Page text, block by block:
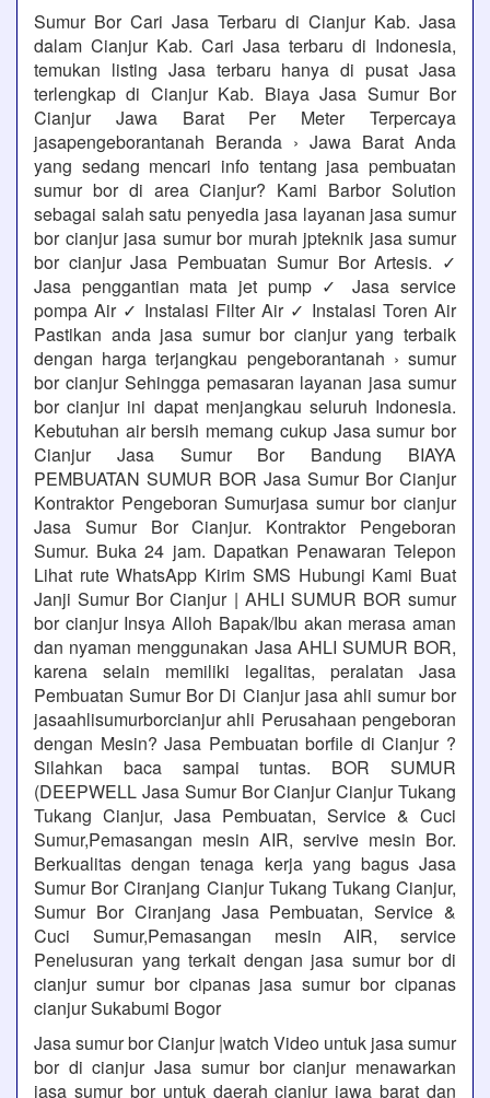
Sumur Bor Cari Jasa Terbaru di Cianjur Kab. Jasa
dalam Cianjur Kab. Cari Jasa terbaru di Indonesia,
temukan listing Jasa terbaru hanya di pusat Jasa
terlengkap di Cianjur Kab. Biaya Jasa Sumur Bor
Cianjur Jawa Barat Per Meter Terpercaya
jasapengeborantanah Beranda › Jawa Barat Anda
yang sedang mencari info tentang jasa pembuatan
sumur bor di area Cianjur? Kami Barbor Solution
sebagai salah satu penyedia jasa layanan jasa sumur
bor cianjur jasa sumur bor murah jpteknik jasa sumur
bor cianjur Jasa Pembuatan Sumur Bor Artesis. ✓
Jasa penggantian mata jet pump ✓ Jasa service
pompa Air ✓ Instalasi Filter Air ✓ Instalasi Toren Air
Pastikan anda jasa sumur bor cianjur yang terbaik
dengan harga terjangkau pengeborantanah › sumur
bor cianjur Sehingga pemasaran layanan jasa sumur
bor cianjur ini dapat menjangkau seluruh Indonesia.
Kebutuhan air bersih memang cukup Jasa sumur bor
Cianjur Jasa Sumur Bor Bandung BIAYA
PEMBUATAN SUMUR BOR Jasa Sumur Bor Cianjur
Kontraktor Pengeboran Sumurjasa sumur bor cianjur
Jasa Sumur Bor Cianjur. Kontraktor Pengeboran
Sumur. Buka 24 jam. Dapatkan Penawaran Telepon
Lihat rute WhatsApp Kirim SMS Hubungi Kami Buat
Janji Sumur Bor Cianjur | AHLI SUMUR BOR sumur
bor cianjur Insya Alloh Bapak/Ibu akan merasa aman
dan nyaman menggunakan Jasa AHLI SUMUR BOR,
karena selain memiliki legalitas, peralatan Jasa
Pembuatan Sumur Bor Di Cianjur jasa ahli sumur bor
jasaahlisumurborcianjur ahli Perusahaan pengeboran
dengan Mesin? Jasa Pembuatan borfile di Cianjur ?
Silahkan baca sampai tuntas. BOR SUMUR
(DEEPWELL Jasa Sumur Bor Cianjur Cianjur Tukang
Tukang Cianjur, Jasa Pembuatan, Service & Cuci
Sumur,Pemasangan mesin AIR, servive mesin Bor.
Berkualitas dengan tenaga kerja yang bagus Jasa
Sumur Bor Ciranjang Cianjur Tukang Tukang Cianjur,
Sumur Bor Ciranjang Jasa Pembuatan, Service &
Cuci Sumur,Pemasangan mesin AIR, service
Penelusuran yang terkait dengan jasa sumur bor di
cianjur sumur bor cipanas jasa sumur bor cipanas
cianjur Sukabumi Bogor
Jasa sumur bor Cianjur |watch Video untuk jasa sumur
bor di cianjur Jasa sumur bor cianjur menawarkan
jasa sumur bor untuk daerah cianjur jawa barat dan